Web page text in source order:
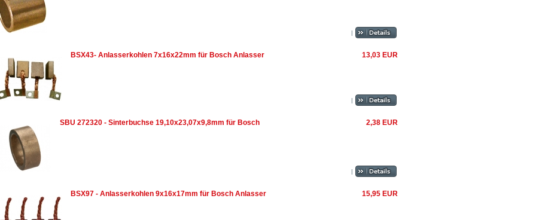
|
BSX43- Anlasserkohlen 7x16x22mm für Bosch Anlasser 13,03 EUR
|
SBU 272320 - Sinterbuchse 19,10x23,07x9,8mm für Bosch 2,38 EUR
|
BSX97 - Anlasserkohlen 9x16x17mm für Bosch Anlasser 15,95 EUR